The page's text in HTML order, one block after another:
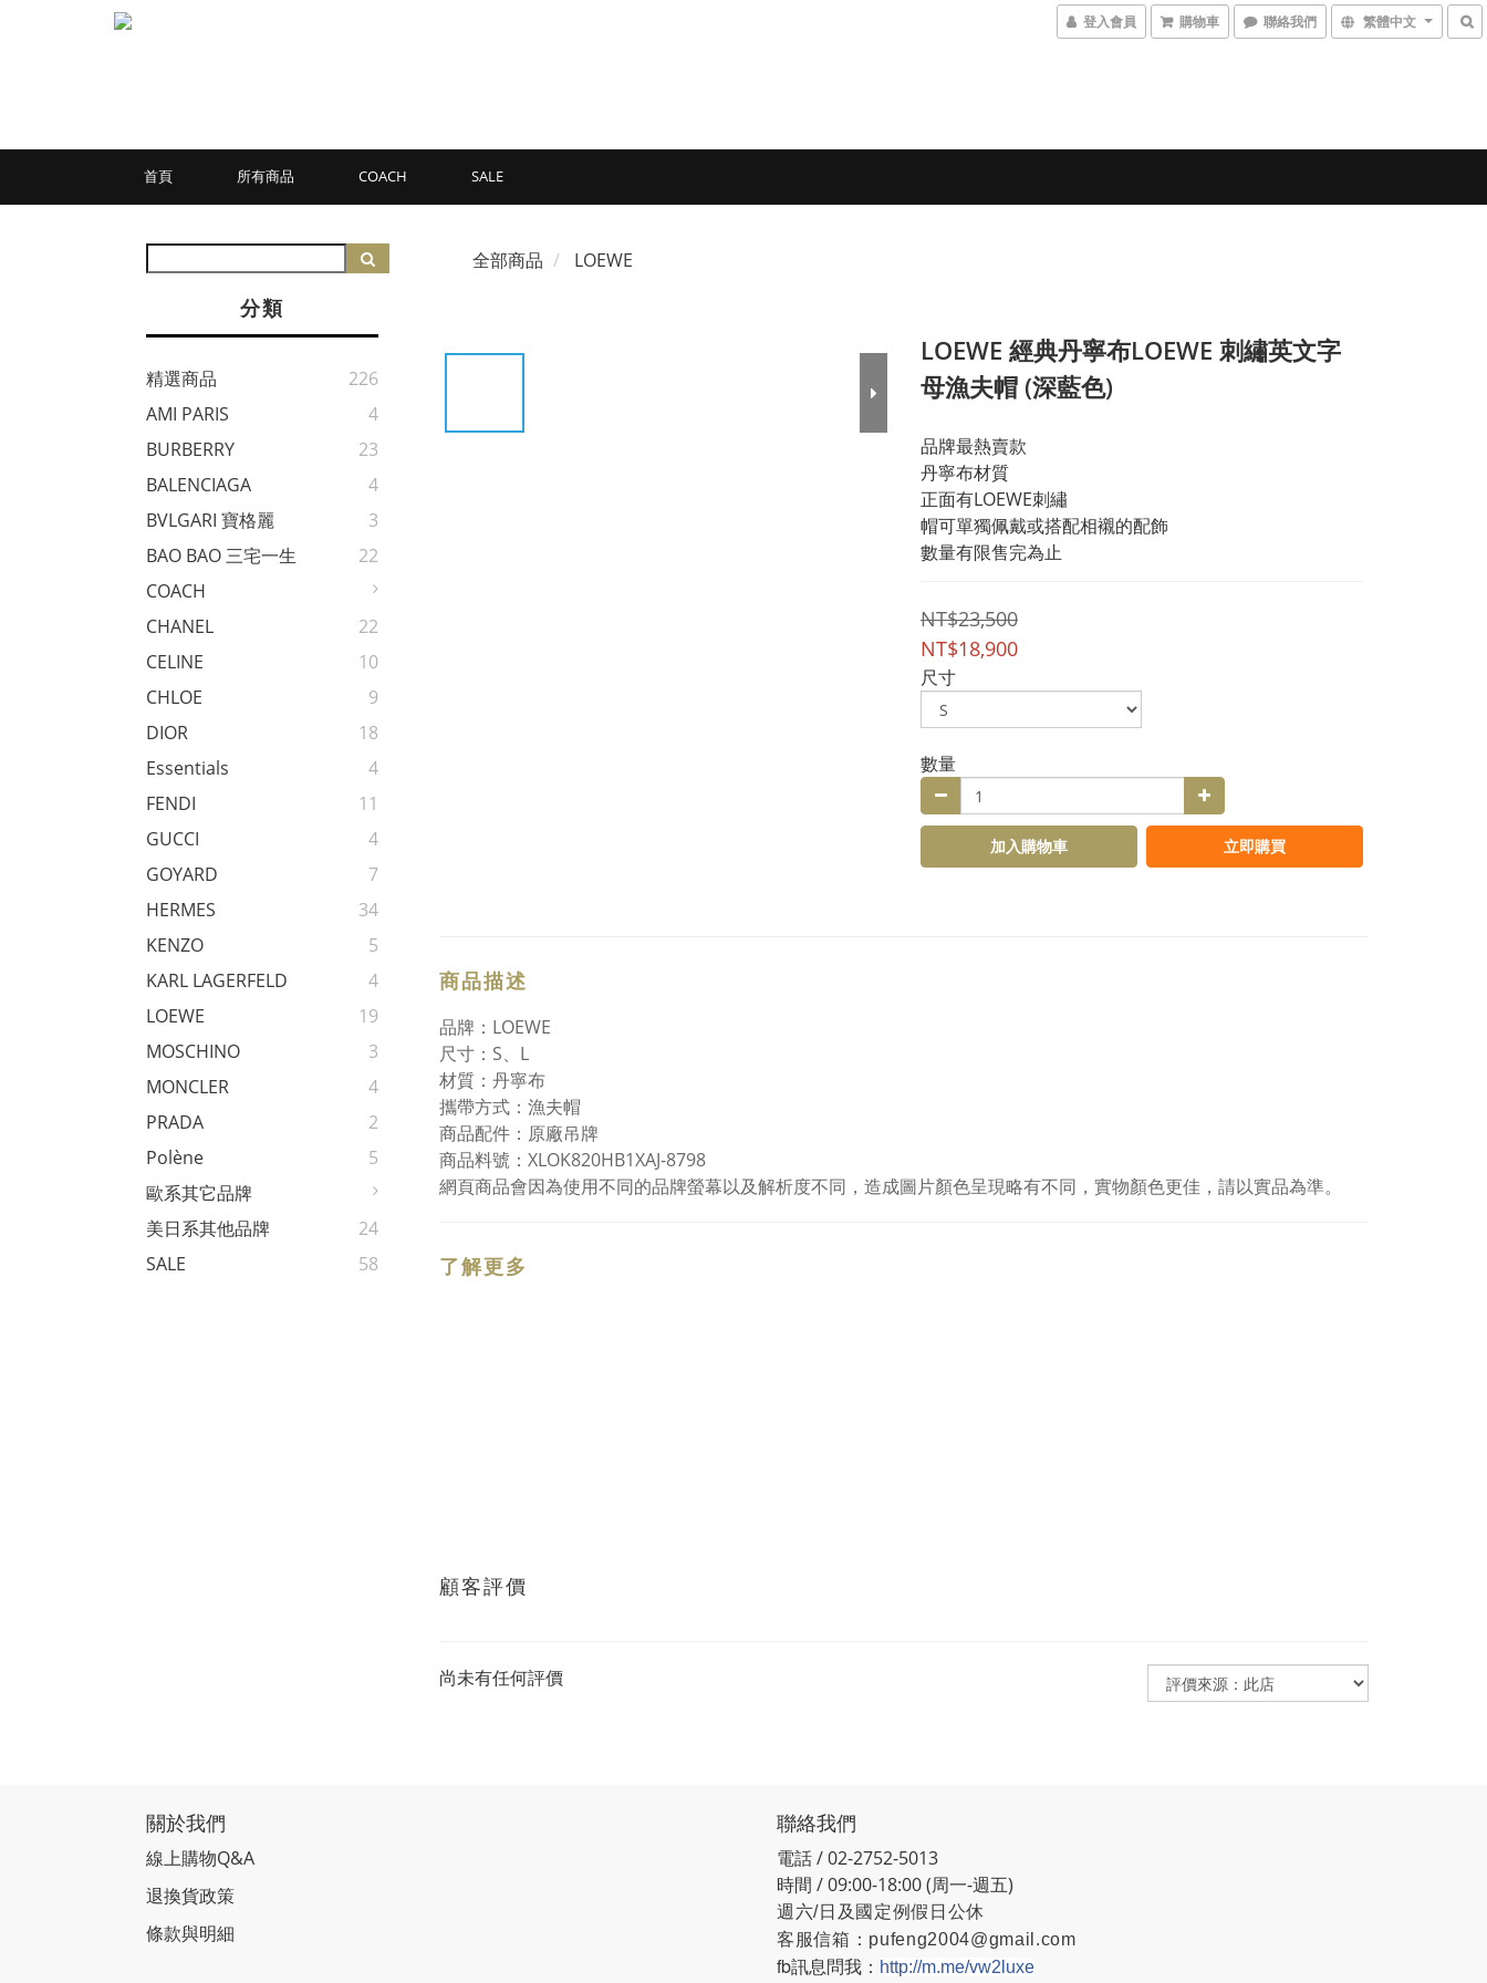
登入會員 購物車 聯絡我們 繁體中文
首頁 所有商品 COACH SALE
分類
精選商品
226
AMI PARIS
4
BURBERRY
23
BALENCIAGA
4
BVLGARI 寶格麗
3
BAO BAO 三宅一生
22
COACH
CHANEL
22
CELINE
10
CHLOE
9
DIOR
18
Essentials
4
FENDI
11
GUCCI
4
GOYARD
7
HERMES
34
KENZO
5
KARL LAGERFELD
4
LOEWE
19
MOSCHINO
3
MONCLER
4
PRADA
2
Polène
5
歐系其它品牌
美日系其他品牌
24
SALE
58
全部商品 LOEWE
LOEWE 經典丹寧布LOEWE 刺繡英文字
母漁夫帽 (深藍色)
品牌最熱賣款
丹寧布材質
正面有LOEWE刺繡
帽可單獨佩戴或搭配相襯的配飾
數量有限售完為止
NT$23,500
NT$18,900
尺寸
數量
加入購物車 立即購買
商品描述
品牌：LOEWE
尺寸：S、L
材質：丹寧布
攜帶方式：漁夫帽
商品配件：原廠吊牌
商品料號：XLOK820HB1XAJ-8798
網頁商品會因為使用不同的品牌螢幕以及解析度不同，造成圖片顏色呈現略有不同，實物顏色更佳，請以實品為準。
了解更多
顧客評價
尚未有任何評價
關於我們
線上購物Q&A
退換貨政策
條款與明細
聯絡我們
電話 / 02-2752-5013
時間 / 09:00-18:00 (周一-週五)
週六/日及國定例假日公休
客服信箱： pufeng2004@gmail.com
fb訊息問我： http://m.me/vw2luxe